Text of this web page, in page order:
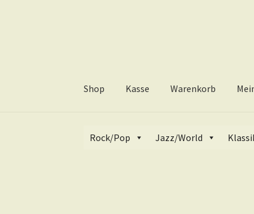
Shop Kasse Warenkorb
Rock/Pop Jazz/World